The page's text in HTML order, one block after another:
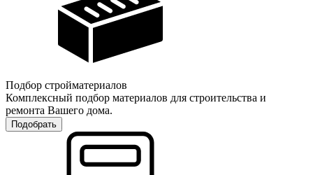
Подбор стройматериалов
Комплексный подбор материалов для строительства и
ремонта Вашего дома.
Подобрать